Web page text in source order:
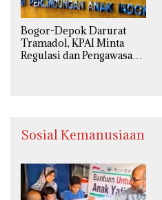
Bogor-Depok Darurat
Tramadol, KPAI Minta
Regulasi dan Pengawasan
Sosial Kemanusiaan